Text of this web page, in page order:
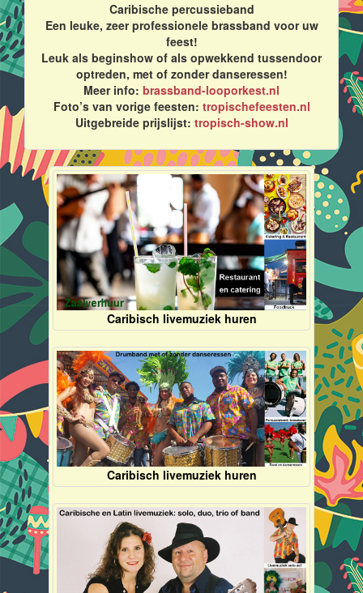
Caribische percussieband
Een leuke, zeer professionele brassband voor uw
feest!
Leuk als beginshow of als opwekkend tussendoor
optreden, met of zonder danseressen!
Meer info: brassband-looporkest.nl
Foto’s van vorige feesten: tropischefeesten.nl
Uitgebreide prijslijst: tropisch-show.nl
Caribisch livemuziek huren
Caribisch livemuziek huren